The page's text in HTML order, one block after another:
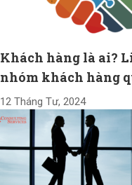
Khách hàng là ai?
nhóm khách hàng
12 Tháng Tư, 2024